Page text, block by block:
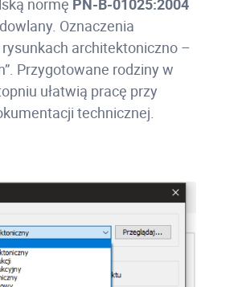
normę PN-B-01025:2004
Oznaczenia
architektoniczno –
Przygotowane rodziny w
ułatwią pracę przy
technicznej.